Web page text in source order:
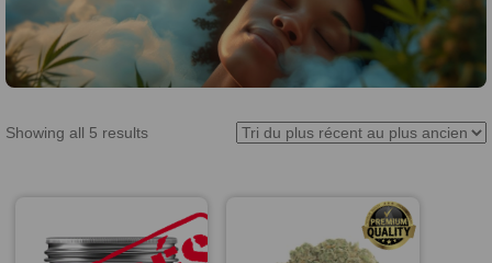
Showing all 5 results